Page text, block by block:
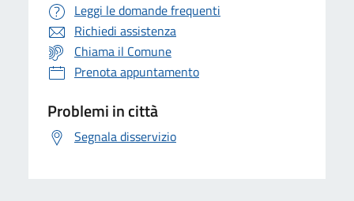
Leggi le domande frequenti
Richiedi assistenza
Chiama il Comune
Prenota appuntamento
Problemi in città
Segnala disservizio